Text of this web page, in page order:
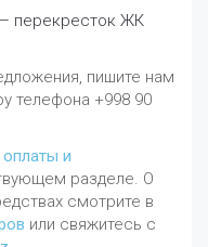
перекресток ЖК
пишите нам
телефона +998 90
оплаты и
разделе. О
смотрите в
или свяжитесь с